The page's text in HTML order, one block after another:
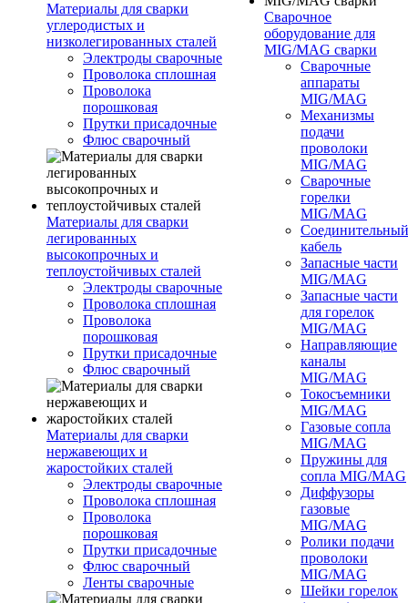
Материалы для сварки
углеродистых и
низколегированных сталей
Электроды сварочные
Проволока сплошная
Проволока
порошковая
Прутки присадочные
Флюс сварочный
Материалы для сварки
легированных
высокопрочных и
теплоустойчивых сталей
Электроды сварочные
Проволока сплошная
Проволока
порошковая
Прутки присадочные
Флюс сварочный
Материалы для сварки
нержавеющих и
жаростойких сталей
Электроды сварочные
Проволока сплошная
Проволока
порошковая
Прутки присадочные
Флюс сварочный
Ленты сварочные
Сварочное
оборудование для
MIG/MAG сварки
Сварочные
аппараты
MIG/MAG
Механизмы
подачи
проволоки
MIG/MAG
Сварочные
горелки
MIG/MAG
Соединительный
кабель
Запасные части
MIG/MAG
Запасные части
для горелок
MIG/MAG
Направляющие
каналы
MIG/MAG
Токосъемники
MIG/MAG
Газовые сопла
MIG/MAG
Пружины для
сопла MIG/MAG
Диффузоры
газовые
MIG/MAG
Ролики подачи
проволоки
MIG/MAG
Шейки горелок